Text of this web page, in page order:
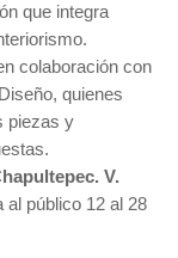
que integra
colaboración con
quienes
piezas y
V.
al público 12 al 28